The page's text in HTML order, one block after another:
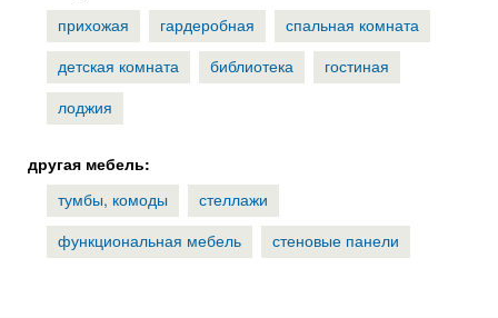
прихожая
гардеробная
спальная комната
детская комната
библиотека
гостиная
лоджия
другая мебель:
тумбы, комоды
стеллажи
функциональная мебель
стеновые панели